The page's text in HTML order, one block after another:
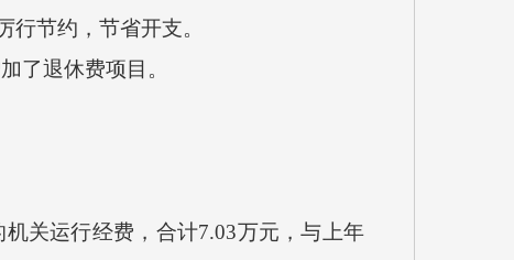
节约，节省开支。
了退休费项目。
关运行经费，合计7.03万元，与上年